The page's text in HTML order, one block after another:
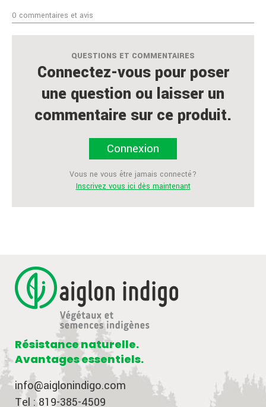
0 commentaires et avis
QUESTIONS ET COMMENTAIRES
Connectez-vous pour poser
une question ou laisser un
commentaire sur ce produit.
Connexion
Vous ne vous être jamais connecté?
Inscrivez vous ici dès maintenant
Résistance naturelle.
Avantages essentiels.
info@aiglonindigo.com
Tel : 819-385-4509